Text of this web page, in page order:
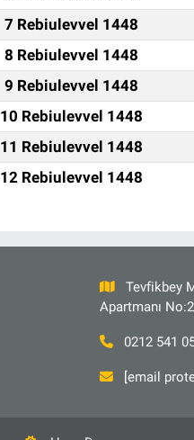
7 Rebiulevvel 1448
8 Rebiulevvel 1448
9 Rebiulevvel 1448
10 Rebiulevvel 1448
11 Rebiulevvel 1448
12 Rebiulevvel 1448
Tevfikbey
Apartmanı
0212 541
[email